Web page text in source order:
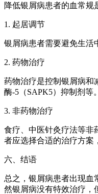
降低银屑病患者的血常规
1. 起居调节
银屑病患者需要避免生活
2. 药物治疗
药物治疗是控制银屑病和
酶-5（SAPK5）抑制剂等。
3. 非药物治疗
食疗、中医针灸疗法等非
者应选择合适的治疗方案
六、结语
总之，银屑病患者出现血
然银屑病没有特效治疗，